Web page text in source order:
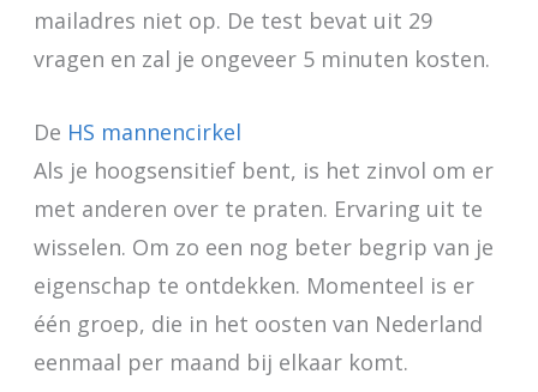
mailadres niet op. De test bevat uit 29
vragen en zal je ongeveer 5 minuten kosten.
De HS mannencirkel
Als je hoogsensitief bent, is het zinvol om er
met anderen over te praten. Ervaring uit te
wisselen. Om zo een nog beter begrip van je
eigenschap te ontdekken. Momenteel is er
één groep, die in het oosten van Nederland
eenmaal per maand bij elkaar komt.